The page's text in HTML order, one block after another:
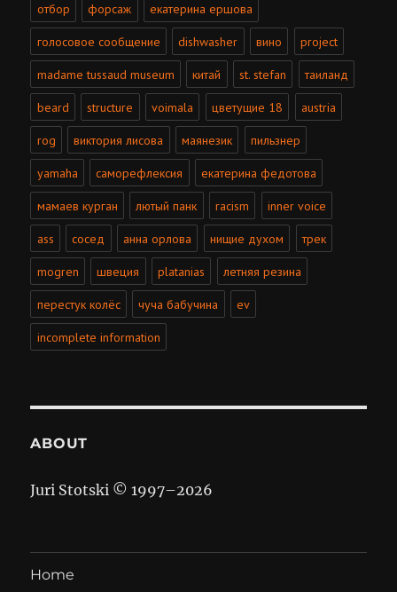
отбор форсаж екатерина ершова
голосовое сообщение dishwasher вино project
madame tussaud museum китай st. stefan таиланд
beard structure voimala цветущие 18 austria
rog виктория лисова маянезик пильзнер
yamaha саморефлексия екатерина федотова
мамаев курган лютый панк racism inner voice
ass сосед анна орлова нищие духом трек
mogren швеция platanias летняя резина
перестук колёс чуча бабучина ev
incomplete information
ABOUT
Juri Stotski © 1997–2026
Home